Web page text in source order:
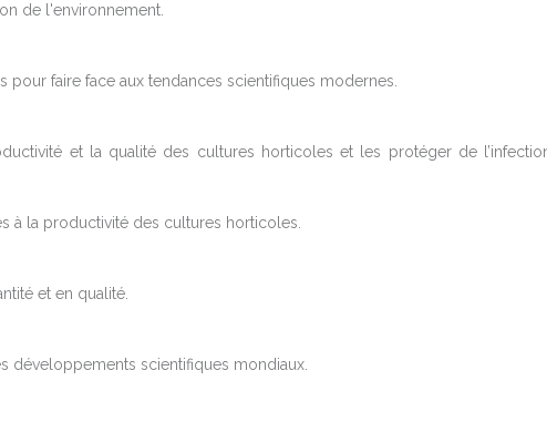
de l'environnement.
faire face aux tendances scientifiques modernes.
et la qualité des cultures horticoles et les protéger de
à la productivité des cultures horticoles.
et en qualité.
développements scientifiques mondiaux.